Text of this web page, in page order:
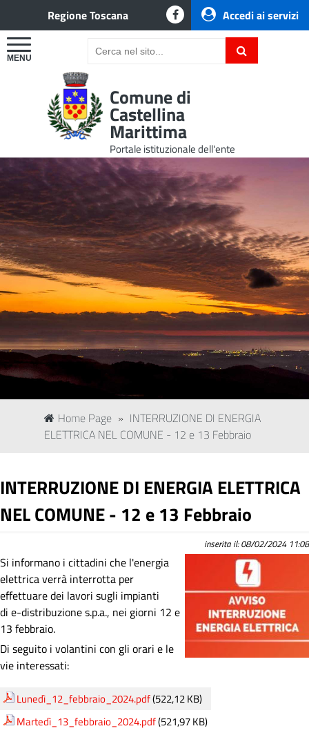
Accedi ai servizi
Regione Toscana
Comune di
Castellina
Marittima
Portale istituzionale dell'ente
Home Page » INTERRUZIONE DI ENERGIA
ELETTRICA NEL COMUNE - 12 e 13 Febbraio
INTERRUZIONE DI ENERGIA ELETTRICA
NEL COMUNE - 12 e 13 Febbraio
inserita il: 08/02/2024 11:08
Si informano i cittadini che l'energia
elettrica verrà interrotta per
effettuare dei lavori sugli impianti
di e-distribuzione s.p.a., nei giorni 12 e
13 febbraio.
Di seguito i volantini con gli orari e le
vie interessati:
Lunedì_12_febbraio_2024.pdf(522,12 KB)
Martedì_13_febbraio_2024.pdf(521,97 KB)